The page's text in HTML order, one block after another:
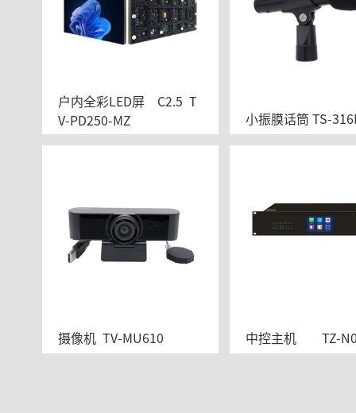
户内全彩LED屏    C2.5  T
V-PD250-MZ
小振膜话筒 TS-
摄像机  TV-MU610 中控主机